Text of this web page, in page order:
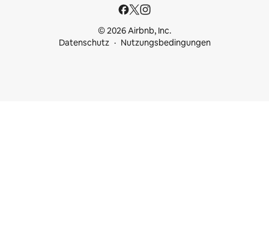
© 2026 Airbnb, Inc.
Datenschutz
Nutzungsbedingungen